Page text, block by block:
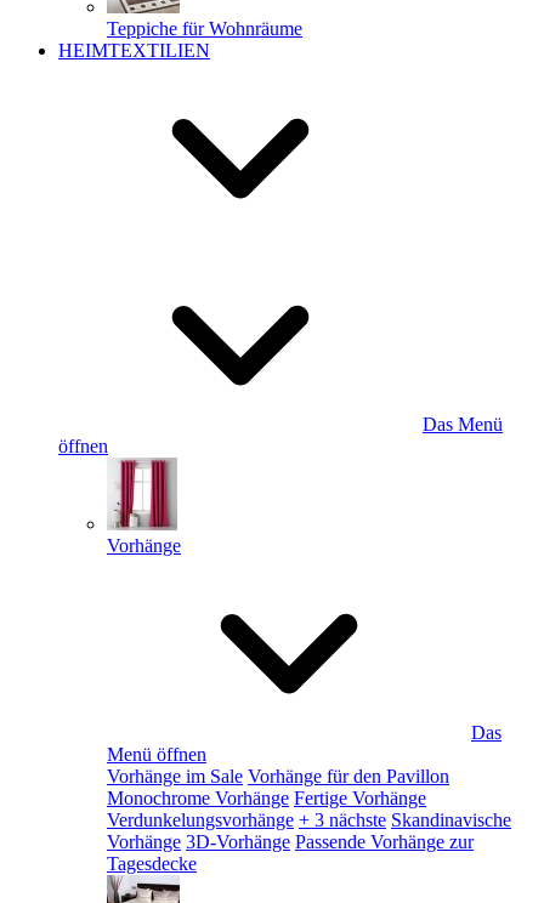
Teppiche für Wohnräume
HEIMTEXTILIEN
Das Menü
öffnen
Vorhänge
Das
Menü öffnen
Vorhänge im Sale Vorhänge für den Pavillon
Monochrome Vorhänge Fertige Vorhänge
Verdunkelungsvorhänge + 3 nächste Skandinavische
Vorhänge 3D-Vorhänge Passende Vorhänge zur
Tagesdecke